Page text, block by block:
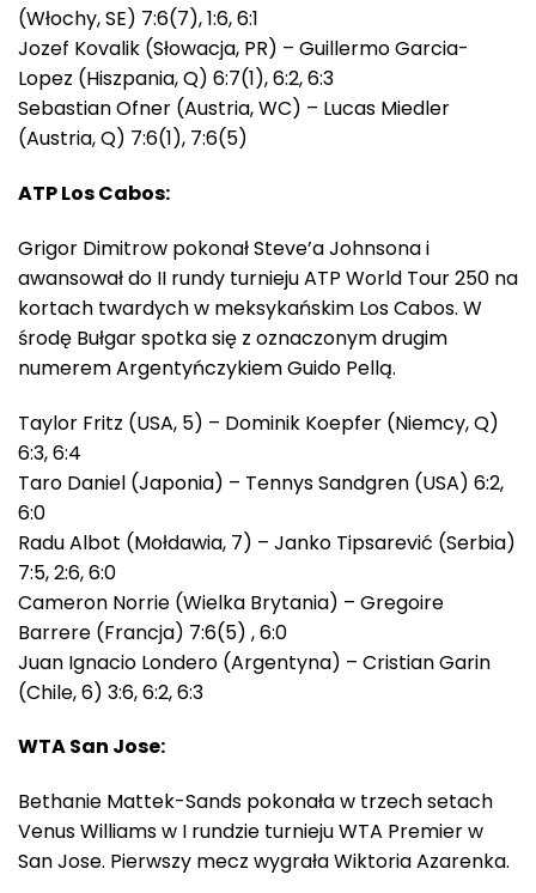
(Włochy, SE) 7:6(7), 1:6, 6:1
Jozef Kovalik (Słowacja, PR) – Guillermo Garcia-
Lopez (Hiszpania, Q) 6:7(1), 6:2, 6:3
Sebastian Ofner (Austria, WC) – Lucas Miedler
(Austria, Q) 7:6(1), 7:6(5)
ATP Los Cabos:
Grigor Dimitrow pokonał Steve’a Johnsona i
awansował do II rundy turnieju ATP World Tour 250 na
kortach twardych w meksykańskim Los Cabos. W
środę Bułgar spotka się z oznaczonym drugim
numerem Argentyńczykiem Guido Pellą.
Taylor Fritz (USA, 5) – Dominik Koepfer (Niemcy, Q)
6:3, 6:4
Taro Daniel (Japonia) – Tennys Sandgren (USA) 6:2,
6:0
Radu Albot (Mołdawia, 7) – Janko Tipsarević (Serbia)
7:5, 2:6, 6:0
Cameron Norrie (Wielka Brytania) – Gregoire
Barrere (Francja) 7:6(5) , 6:0
Juan Ignacio Londero (Argentyna) – Cristian Garin
(Chile, 6) 3:6, 6:2, 6:3
WTA San Jose:
Bethanie Mattek-Sands pokonała w trzech setach
Venus Williams w I rundzie turnieju WTA Premier w
San Jose. Pierwszy mecz wygrała Wiktoria Azarenka.